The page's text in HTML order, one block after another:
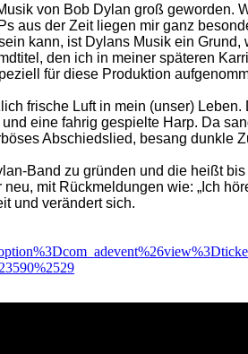
von Bob Dylan groß
aus der Zeit liegen mir ganz
kann, ist Dylans Musik ein
den ich in meiner späteren
für diese Produktion
frische Luft in mein (unser) Leben.
eine fahrig gespielte Harp. Da
Abschiedslied, besang
Band zu gründen und die heißt
mit Rückmeldungen wie: „Ich
und verändert sich.